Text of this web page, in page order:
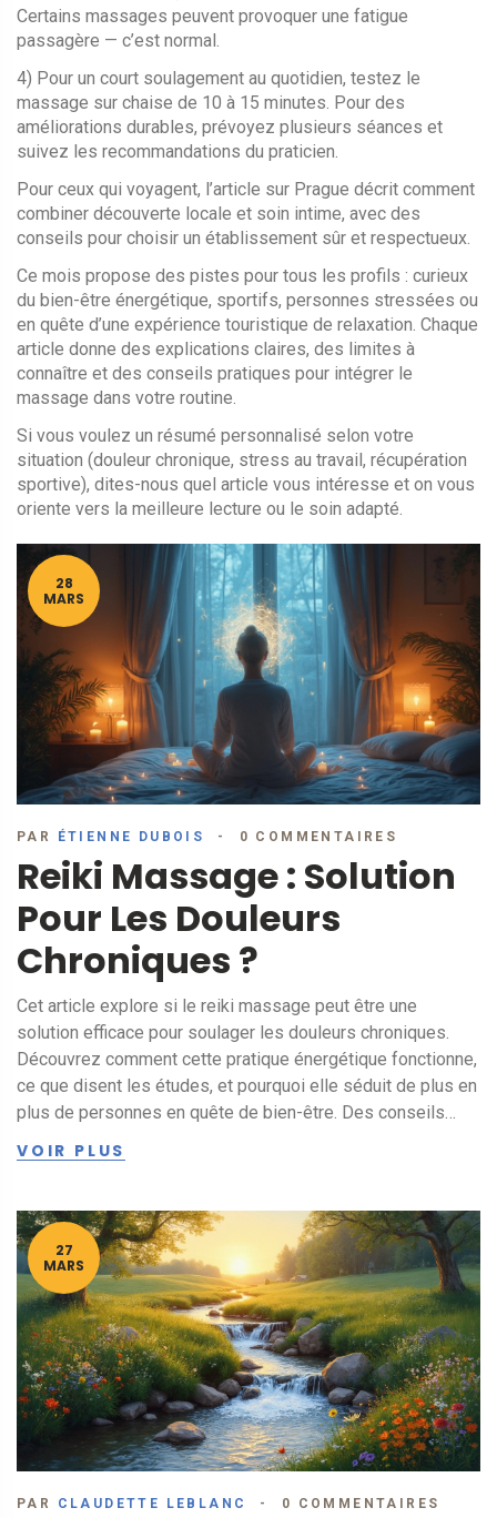
Certains massages peuvent provoquer une fatigue
passagère — c’est normal.
4) Pour un court soulagement au quotidien, testez le
massage sur chaise de 10 à 15 minutes. Pour des
améliorations durables, prévoyez plusieurs séances et
suivez les recommandations du praticien.
Pour ceux qui voyagent, l’article sur Prague décrit comment
combiner découverte locale et soin intime, avec des
conseils pour choisir un établissement sûr et respectueux.
Ce mois propose des pistes pour tous les profils : curieux
du bien-être énergétique, sportifs, personnes stressées ou
en quête d’une expérience touristique de relaxation. Chaque
article donne des explications claires, des limites à
connaître et des conseils pratiques pour intégrer le
massage dans votre routine.
Si vous voulez un résumé personnalisé selon votre
situation (douleur chronique, stress au travail, récupération
sportive), dites-nous quel article vous intéresse et on vous
oriente vers la meilleure lecture ou le soin adapté.
28
MARS
PAR ÉTIENNE DUBOIS 0 COMMENTAIRES
Reiki Massage : Solution
Pour Les Douleurs
Chroniques ?
Cet article explore si le reiki massage peut être une
solution efficace pour soulager les douleurs chroniques.
Découvrez comment cette pratique énergétique fonctionne,
ce que disent les études, et pourquoi elle séduit de plus en
plus de personnes en quête de bien-être. Des conseils
reiki dans votre routine de gestion de la douleur. Explorez
dans une approche holistique de la santé.
VOIR PLUS
27
MARS
PAR CLAUDETTE LEBLANC 0 COMMENTAIRES